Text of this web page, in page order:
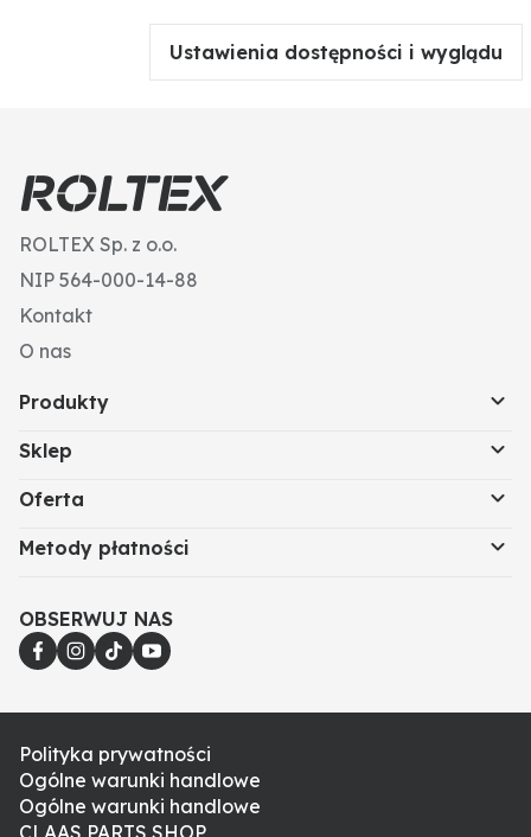
Ustawienia dostępności i wyglądu
ROLTEX Sp. z o.o.
NIP 564-000-14-88
Kontakt
O nas
Produkty
Sklep
Oferta
Metody płatności
OBSERWUJ NAS
Polityka prywatności
Ogólne warunki handlowe
Ogólne warunki handlowe